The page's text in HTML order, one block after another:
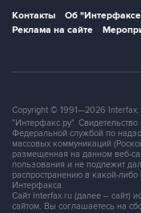
Контакты Об
Реклама на сайте
Copyright © 1991—2026
"Интерфакс.ру".
Федеральной службой по
массовых коммуникаций
размещенная на данном веб-
пользования и не подлежит
распространению в какой-
Интерфакса.
Сайт Interfax.ru (далее – сайт)
сайтом, Вы соглашаетесь на